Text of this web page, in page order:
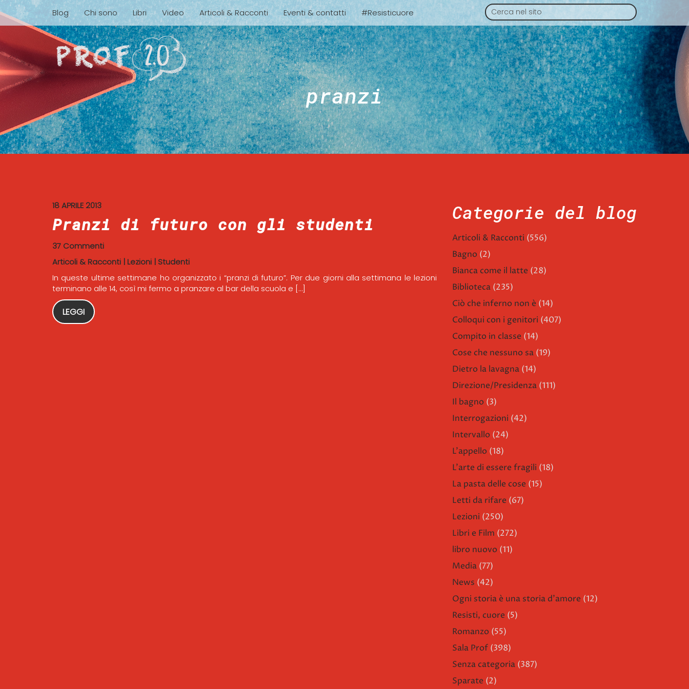
Blog Chi sono Libri Video Articoli & Racconti Eventi & contatti #Resisticuore
pranzi
18 APRILE 2013
Pranzi di futuro con gli studenti
37 Commenti
Articoli & Racconti | Lezioni | Studenti
In queste ultime settimane ho organizzato i “pranzi di futuro”. Per due giorni alla settimana le lezioni
terminano alle 14, così mi fermo a pranzare al bar della scuola e […]
LEGGI
Categorie del blog
Articoli & Racconti (556)
Bagno (2)
Bianca come il latte (28)
Biblioteca (235)
Ciò che inferno non è (14)
Colloqui con i genitori (407)
Compito in classe (14)
Cose che nessuno sa (19)
Dietro la lavagna (14)
Direzione/Presidenza (111)
Il bagno (3)
Interrogazioni (42)
Intervallo (24)
L'appello (18)
L'arte di essere fragili (18)
La pasta delle cose (15)
Letti da rifare (67)
Lezioni (250)
Libri e Film (272)
libro nuovo (11)
Media (77)
News (42)
Ogni storia è una storia d'amore (12)
Resisti, cuore (5)
Romanzo (55)
Sala Prof (398)
Senza categoria (387)
Sparate (2)